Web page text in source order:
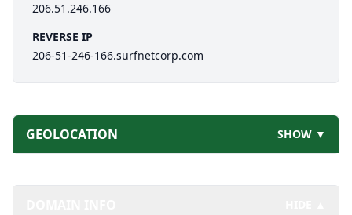
206.51.246.166
REVERSE IP
206-51-246-166.surfnetcorp.com
GEOLOCATION SHOW ▼